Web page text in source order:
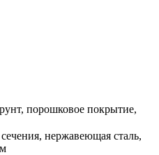
порошковое покрытие,
нержавеющая сталь,